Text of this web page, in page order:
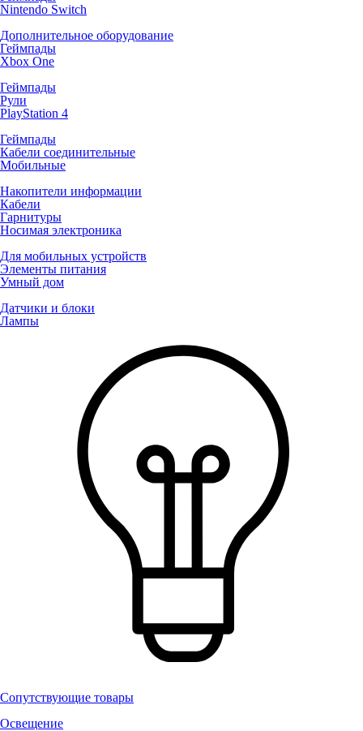
Nintendo Switch
Дополнительное оборудование
Геймпады
Xbox One
Геймпады
Рули
PlayStation 4
Геймпады
Кабели соединительные
Мобильные
Накопители информации
Кабели
Гарнитуры
Носимая электроника
Для мобильных устройств
Элементы питания
Умный дом
Датчики и блоки
Лампы
Сопутствующие товары
Освещение